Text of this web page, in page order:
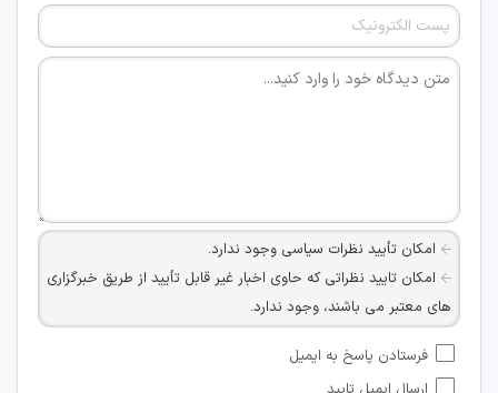
امکان تأیید نظرات سیاسی وجود ندارد.
امکان تایید نظراتی که حاوی اخبار غیر قابل تأیید از طریق خبرگزاری
های معتبر می باشند، وجود ندارد.
شبکه های مجازی ارتباطی می باشند وجود ندارد.
فرستادن پاسخ به ایمیل